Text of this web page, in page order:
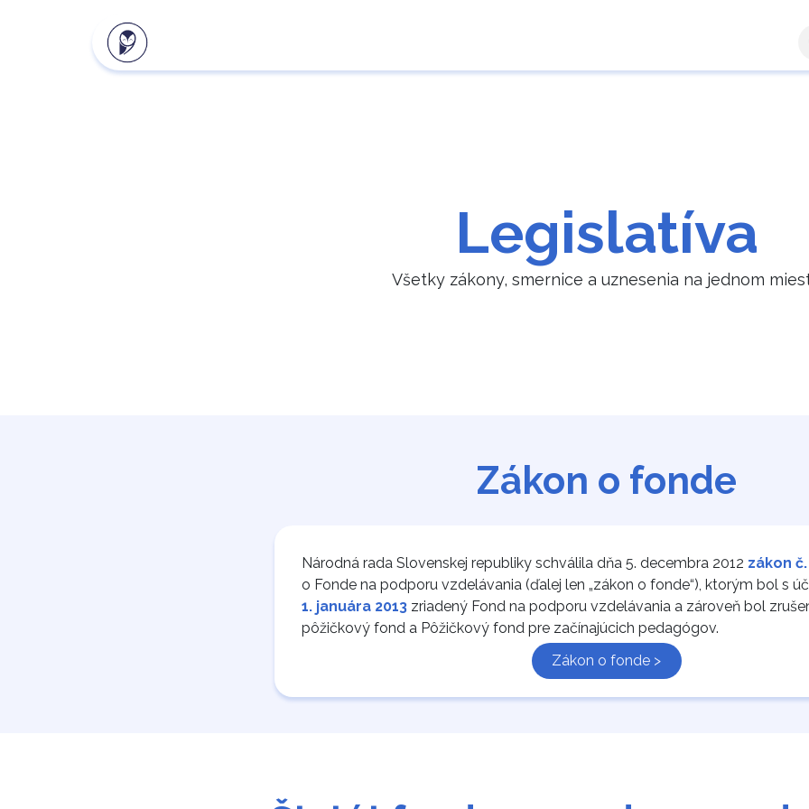
Kontaktujte
Legislatíva
Všetky zákony, smernice a uznesenia na jednom
Zákon o fonde
Národná rada Slovenskej republiky schválila dňa 5. decembra 2012 zákon
o Fonde na podporu vzdelávania (ďalej len „zákon o fonde“), ktorým bol s
1. januára 2013zriadený Fond na podporu vzdelávania a zároveň bol
pôžičkový fond a Pôžičkový fond pre začínajúcich pedagógov.
Zákon o fonde >